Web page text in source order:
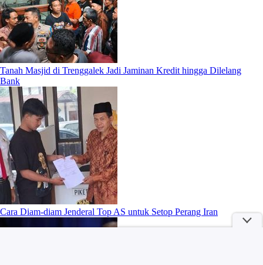
Tanah Masjid di Trenggalek Jadi Jaminan Kredit hingga Dilelang
Bank
Cara Diam-diam Jenderal Top AS untuk Setop Perang Iran